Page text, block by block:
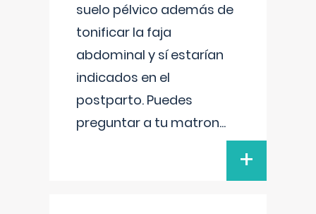
suelo pélvico además de
tonificar la faja
abdominal y sí estarían
indicados en el
postparto. Puedes
preguntar a tu matron...
+